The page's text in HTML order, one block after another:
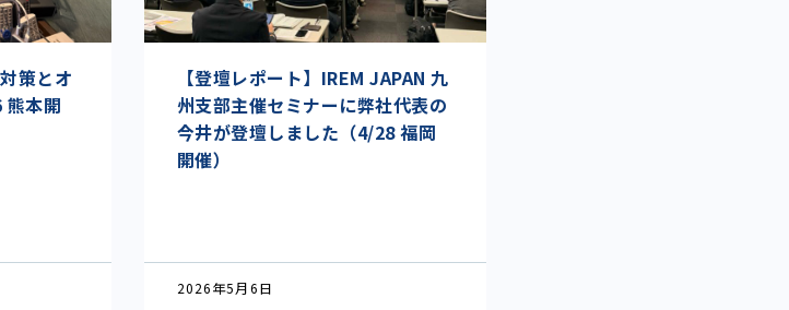
策とオ
熊本開
【登壇レポート】IREM JAPAN 九
州支部主催セミナーに弊社代表の
今井が登壇しました（4/28 福岡
開催）
2026年5月6日